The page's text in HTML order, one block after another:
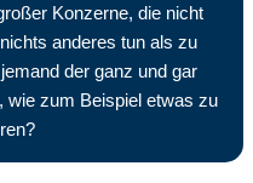
Konzerne, die nicht
anderes tun als zu
der ganz und gar
wie zum Beispiel etwas zu